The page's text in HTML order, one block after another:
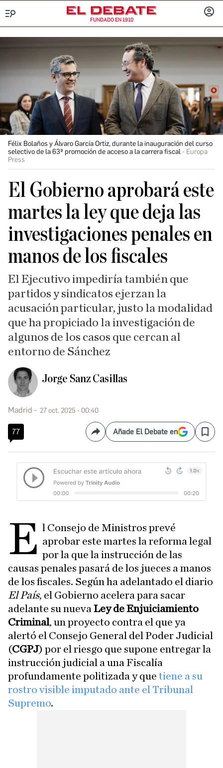
FUNDADO EN 1910
Félix Bolaños y Álvaro García Ortiz, durante la inauguración del curso
selectivo de la 63ª promoción de acceso a la carrera fiscal
Europa
Press
El Gobierno aprobará este
martes la ley que deja las
investigaciones penales en
manos de los fiscales
El Ejecutivo impediría también que
partidos y sindicatos ejerzan la
acusación particular, justo la modalidad
que ha propiciado la investigación de
algunos de los casos que cercan al
entorno de Sánchez
Jorge Sanz Casillas
Madrid 27 oct. 2025 - 00:40
77 CompartirAñade El Debate en Save
E l Consejo de Ministros prevé
aprobar este martes la reforma legal
por la que la instrucción de las
causas penales pasará de los jueces a manos
de los fiscales. Según ha adelantado el diario
El País, el Gobierno acelera para sacar
adelante su nueva Ley de Enjuiciamiento
Criminal, un proyecto contra el que ya
alertó el Consejo General del Poder Judicial
(CGPJ) por el riesgo que supone entregar la
instrucción judicial a una Fiscalía
profundamente politizada y que tiene a su
rostro visible imputado ante el Tribunal
Supremo.